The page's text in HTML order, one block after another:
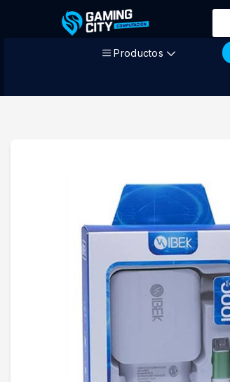
Productos